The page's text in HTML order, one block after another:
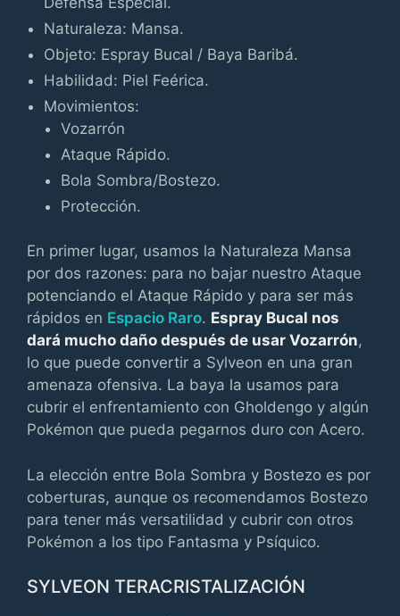
Naturaleza: Mansa.
Objeto: Espray Bucal / Baya Baribá.
Habilidad: Piel Feérica.
Movimientos:
Vozarrón
Ataque Rápido.
Bola Sombra/Bostezo.
Protección.
En primer lugar, usamos la Naturaleza Mansa
por dos razones: para no bajar nuestro Ataque
potenciando el Ataque Rápido y para ser más
rápidos en Espacio Raro. Espray Bucal nos
dará mucho daño después de usar Vozarrón,
lo que puede convertir a Sylveon en una gran
amenaza ofensiva. La baya la usamos para
cubrir el enfrentamiento con Gholdengo y algún
Pokémon que pueda pegarnos duro con Acero.
La elección entre Bola Sombra y Bostezo es por
coberturas, aunque os recomendamos Bostezo
para tener más versatilidad y cubrir con otros
Pokémon a los tipo Fantasma y Psíquico.
SYLVEON TERACRISTALIZACIÓN